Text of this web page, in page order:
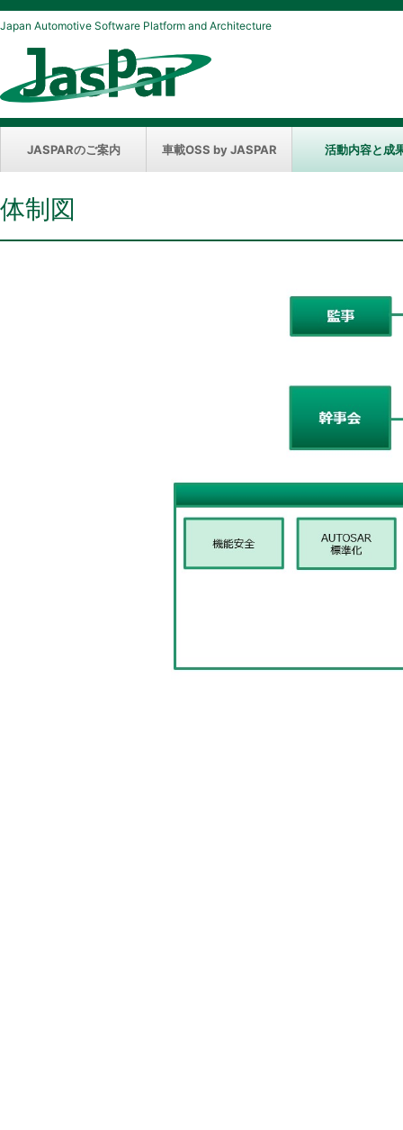
Japan Automotive Software Platform and Architecture
JASPARのご案内 車載OSS by JASPAR 活動内容と成
体制図